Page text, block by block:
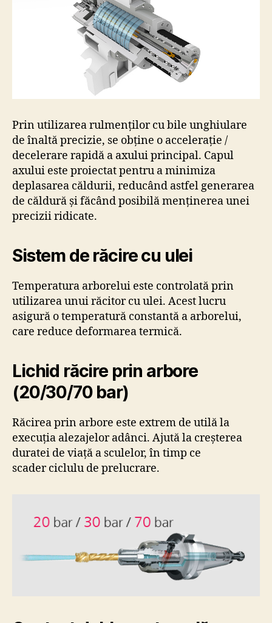
Prin utilizarea rulmenților cu bile unghiulare
de înaltă precizie, se obține o accelerație /
decelerare rapidă a axului principal. Capul
axului este proiectat pentru a minimiza
deplasarea căldurii, reducând astfel generarea
de căldură și făcând posibilă menținerea unei
precizii ridicate.
Sistem de răcire cu ulei
Temperatura arborelui este controlată prin
utilizarea unui răcitor cu ulei. Acest lucru
asigură o temperatură constantă a arborelui,
care reduce deformarea termică.
Lichid răcire prin arbore
(20/30/70 bar)
Răcirea prin arbore este extrem de utilă la
execuția alezajelor adânci. Ajută la creșterea
duratei de viață a sculelor, în timp ce
scader ciclulu de prelucrare.